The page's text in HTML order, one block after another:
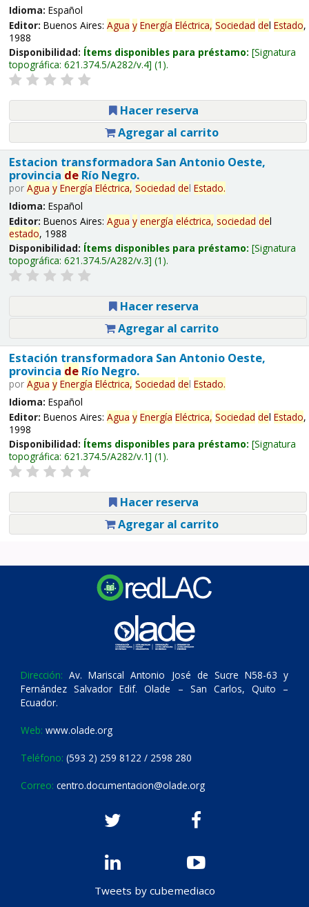
Idioma: Español
Editor: Buenos Aires: Agua y Energía Eléctrica, Sociedad del Estado,
1988
Disponibilidad: Ítems disponibles para préstamo: Signatura
topográfica: 621.374.5/A282/v.4 (1).
Hacer reserva
Agregar al carrito
Estacion transformadora San Antonio Oeste,
provincia deRío Negro.
por Agua y Energía Eléctrica, Sociedad del Estado.
Idioma: Español
Editor: Buenos Aires: Agua y energía eléctrica, sociedad del
estado, 1988
Disponibilidad: Ítems disponibles para préstamo: Signatura
topográfica: 621.374.5/A282/v.3 (1).
Hacer reserva
Agregar al carrito
Estación transformadora San Antonio Oeste,
provincia deRío Negro.
por Agua y Energía Eléctrica, Sociedad del Estado.
Idioma: Español
Editor: Buenos Aires: Agua y Energía Eléctrica, Sociedad del Estado,
1998
Disponibilidad: Ítems disponibles para préstamo: Signatura
topográfica: 621.374.5/A282/v.1 (1).
Hacer reserva
Agregar al carrito
Dirección: Av. Mariscal Antonio José de Sucre N58-63 y
Fernández Salvador Edif. Olade – San Carlos, Quito –
Ecuador.
Web: www.olade.org
Teléfono: (593 2) 259 8122 / 2598 280
Correo: centro.documentacion@olade.org
Tweets by cubemediaco